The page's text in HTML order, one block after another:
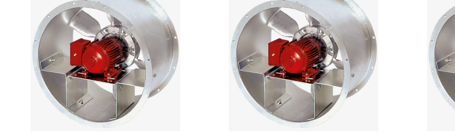
DETAILS DETAILS